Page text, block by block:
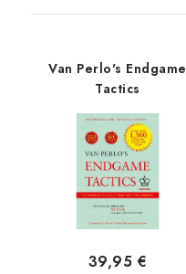
Van Perlo's Endgame
Tactics
39,95 €